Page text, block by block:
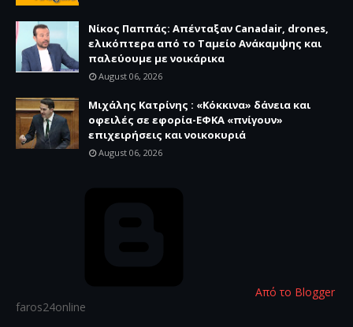
Νίκος Παππάς: Απένταξαν Canadair, drones,
ελικόπτερα από το Ταμείο Ανάκαμψης και
παλεύουμε με νοικάρικα
August 06, 2026
Μιχάλης Κατρίνης : «Κόκκινα» δάνεια και
οφειλές σε εφορία-ΕΦΚΑ «πνίγουν»
επιχειρήσεις και νοικοκυριά
August 06, 2026
Από το Blogger
faros24online